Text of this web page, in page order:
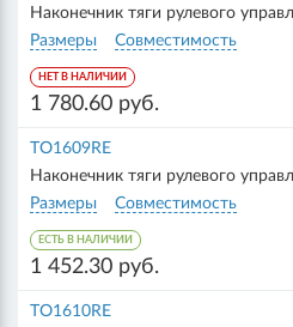
Наконечник тяги рулевого
Размеры
Совместимость
1 780.60 руб.
НЕТ В НАЛИЧИИ
TO1609RE
Наконечник тяги рулевого
Размеры
Совместимость
1 452.30 руб.
ЕСТЬ В НАЛИЧИИ
TO1610RE